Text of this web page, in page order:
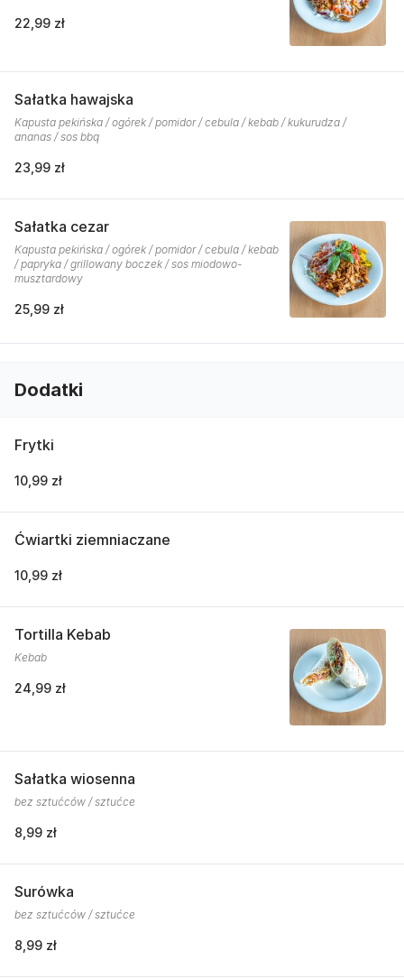
22,99 zł
Sałatka hawajska
Kapusta pekińska / ogórek / pomidor / cebula / kebab / kukurudza /
ananas / sos bbq
23,99 zł
Sałatka cezar
Kapusta pekińska / ogórek / pomidor / cebula / kebab
/ papryka / grillowany boczek / sos miodowo-
musztardowy
25,99 zł
Dodatki
Frytki
10,99 zł
Ćwiartki ziemniaczane
10,99 zł
Tortilla Kebab
Kebab
24,99 zł
Sałatka wiosenna
bez sztućców / sztućce
8,99 zł
Surówka
bez sztućców / sztućce
8,99 zł